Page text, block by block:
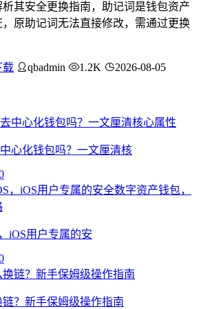
其安全更换指南，助记词是钱包资产
原助记词无法直接修改，需通过更换
载 qbadmin 1.2K 2026-08-05
中心化钱包吗？一文厘清核
iOS用户专属的安
链？新手保姆级操作指南